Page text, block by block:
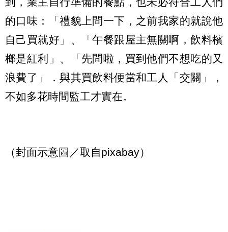
的口味：「禮貌上問一下，之前我家的就說他
自己買就好」、「午餐跟屋主無關啊，飲料檳
榔是紅利」、「先問啦，買到他們不想吃的又
浪費了」．與其買飲料便當和工人「交關」，
不如多花時間監工才實在。
（封面示意圖／取自pixabay）